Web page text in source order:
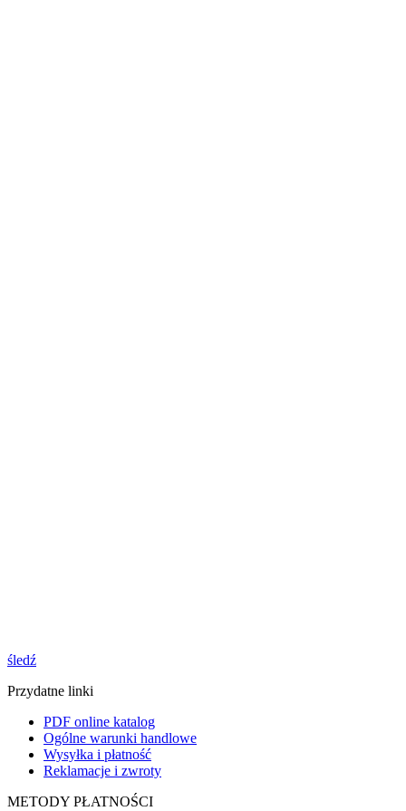
śledź
Przydatne linki
PDF online katalog
Ogólne warunki handlowe
Wysyłka i płatność
Reklamacje i zwroty
METODY PŁATNOŚCI